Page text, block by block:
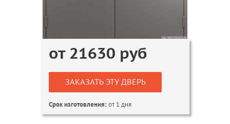
от 21630 руб
ЗАКАЗАТЬ ЭТУ ДВЕРЬ
Срок изготовления:от 1 дня